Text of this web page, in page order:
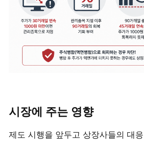
시장에 주는 영향
제도 시행을 앞두고 상장사들의 대